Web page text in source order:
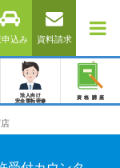
込み 資料請求
法人向け
安全運転研修
資格講座